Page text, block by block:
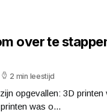
over te
2 min leestijd
opgevallen: 3D printen
was o...